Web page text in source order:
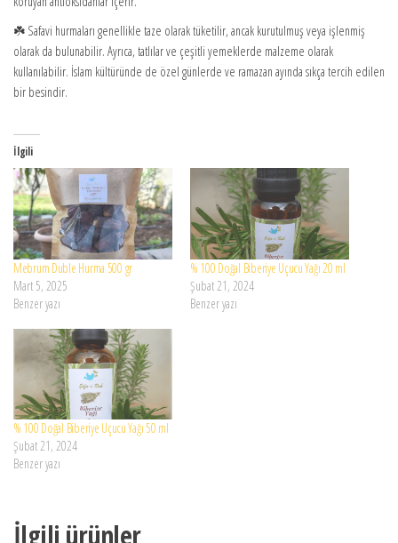
☘️ Safavi hurmaları genellikle taze olarak tüketilir, ancak kurutulmuş veya işlenmiş
olarak da bulunabilir. Ayrıca, tatlılar ve çeşitli yemeklerde malzeme olarak
kullanılabilir. İslam kültüründe de özel günlerde ve ramazan ayında sıkça tercih edilen
bir besindir.
İlgili
Mebrum Duble Hurma 500 gr
Mart 5, 2025
Benzer yazı
% 100 Doğal Biberiye Uçucu Yağı 20 ml
Şubat 21, 2024
Benzer yazı
% 100 Doğal Biberiye Uçucu Yağı 50 ml
Şubat 21, 2024
Benzer yazı
İlgili ürünler